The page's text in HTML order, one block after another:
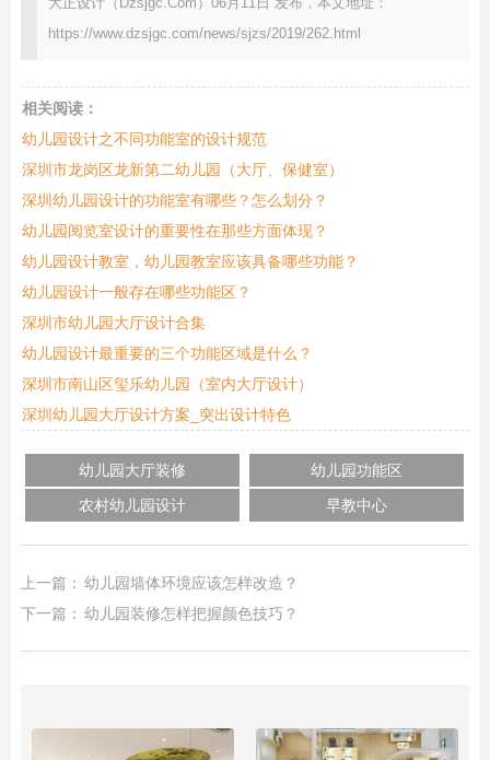
https://www.dzsjgc.com/news/sjzs/2019/262.html
相关阅读：
幼儿园设计之不同功能室的设计规范
深圳市龙岗区龙新第二幼儿园（大厅、保健室）
深圳幼儿园设计的功能室有哪些？怎么划分？
幼儿园阅览室设计的重要性在那些方面体现？
幼儿园设计教室，幼儿园教室应该具备哪些功能？
幼儿园设计一般存在哪些功能区？
深圳市幼儿园大厅设计合集
幼儿园设计最重要的三个功能区域是什么？
深圳市南山区玺乐幼儿园（室内大厅设计）
深圳幼儿园大厅设计方案_突出设计特色
幼儿园大厅装修
幼儿园功能区
农村幼儿园设计
早教中心
上一篇： 幼儿园墙体环境应该怎样改造？
下一篇： 幼儿园装修怎样把握颜色技巧？